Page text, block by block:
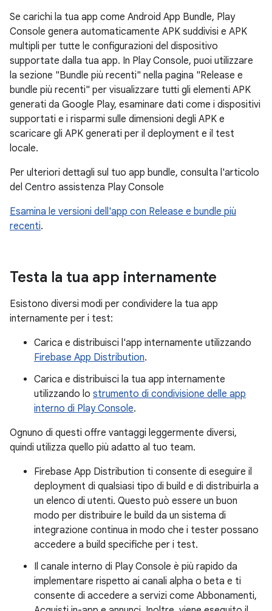
Se carichi la tua app come Android App Bundle, Play
Console genera automaticamente APK suddivisi e APK
multipli per tutte le configurazioni del dispositivo
supportate dalla tua app. In Play Console, puoi utilizzare
la sezione "Bundle più recenti" nella pagina "Release e
bundle più recenti" per visualizzare tutti gli elementi APK
generati da Google Play, esaminare dati come i dispositivi
supportati e i risparmi sulle dimensioni degli APK e
scaricare gli APK generati per il deployment e il test
locale.
Per ulteriori dettagli sul tuo app bundle, consulta l'articolo
del Centro assistenza Play Console
Esamina le versioni dell'app con Release e bundle più
recenti.
Testa la tua app internamente
Esistono diversi modi per condividere la tua app
internamente per i test:
Carica e distribuisci l'app internamente utilizzando
Firebase App Distribution.
Carica e distribuisci la tua app internamente
utilizzando lo strumento di condivisione delle app
interno di Play Console.
Ognuno di questi offre vantaggi leggermente diversi,
quindi utilizza quello più adatto al tuo team.
Firebase App Distribution ti consente di eseguire il
deployment di qualsiasi tipo di build e di distribuirla a
un elenco di utenti. Questo può essere un buon
modo per distribuire le build da un sistema di
integrazione continua in modo che i tester possano
accedere a build specifiche per i test.
Il canale interno di Play Console è più rapido da
implementare rispetto ai canali alpha o beta e ti
consente di accedere a servizi come Abbonamenti,